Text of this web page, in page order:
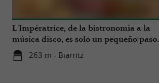
L'Impératrice, de la bistronomía a la
música disco, es solo un pequeño paso.
263 m - Biarritz